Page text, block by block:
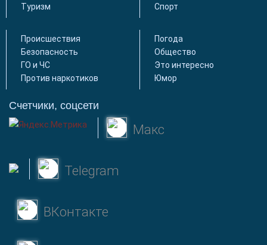
Туризм
Спорт
Происшествия
Безопасность
ГО и ЧС
Против наркотиков
Погода
Общество
Это интересно
Юмор
Счетчики, соцсети
Макс
Telegram
ВКонтакте